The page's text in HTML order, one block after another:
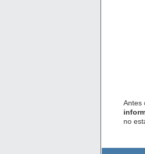
Antes
no